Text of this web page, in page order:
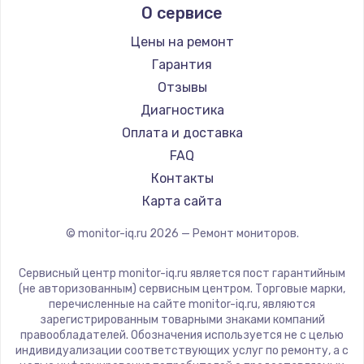
Thunderobot
Hisense
АОС
Ardor
Machenike
iru
Titan Army
iFFALCON
Dahua
О сервисе
Цены на ремонт
Гарантия
Отзывы
Диагностика
Оплата и доставка
FAQ
Контакты
Карта сайта
© monitor-iq.ru 2026 — Ремонт мониторов.
Сервисный центр monitor-iq.ru является пост гарантийным
(не авторизованным) сервисным центром. Торговые марки,
перечисленные на сайте monitor-iq.ru, являются
зарегистрированным товарными знаками компаний
правообладателей. Обозначения используется не с целью
индивидуализации соответствующих услуг по ремонту, а с